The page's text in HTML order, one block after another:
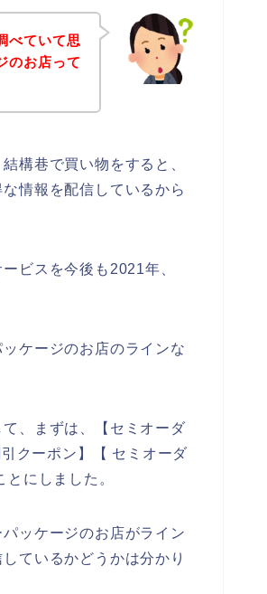
べていて思
のお店って
構巷で買い物をすると、
情報を配信しているから
ビスを今後も2021年、
ケージのお店のラインな
、まずは、【セミオーダ
クーポン】【 セミオーダ
にしました。
ッケージのお店がライン
ているかどうかは分かり